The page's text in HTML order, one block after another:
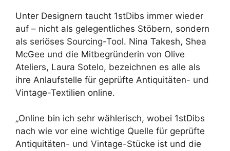
Unter Designern taucht 1stDibs immer wieder
auf – nicht als gelegentliches Stöbern, sondern
als seriöses Sourcing-Tool. Nina Takesh, Shea
McGee und die Mitbegründerin von Olive
Ateliers, Laura Sotelo, bezeichnen es alle als
ihre Anlaufstelle für geprüfte Antiquitäten- und
Vintage-Textilien online.
„Online bin ich sehr wählerisch, wobei 1stDibs
nach wie vor eine wichtige Quelle für geprüfte
Antiquitäten- und Vintage-Stücke ist und die